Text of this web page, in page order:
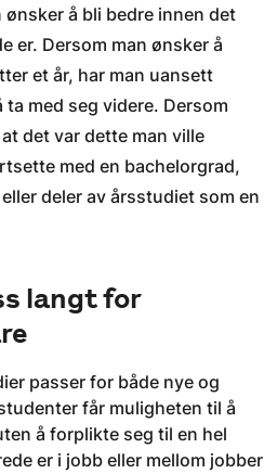
å bli bedre innen det
er. Dersom man ønsker å
et år, har man uansett
med seg videre. Dersom
det var dette man ville
med en bachelorgrad,
deler av årsstudiet som en
langt for
passer for både nye og
får muligheten til å
å forplikte seg til en hel
er i jobb eller mellom jobber